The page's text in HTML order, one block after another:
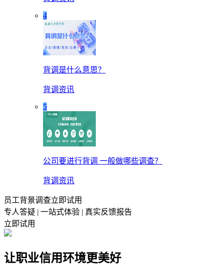
4
背调是什么意思？
背调资讯
5
公司要进行背调 一般做哪些调查？
背调资讯
员工背景调查立即试用
专人答疑 | 一站式体验 | 真实反馈报告
立即试用
让职业信用环境更美好